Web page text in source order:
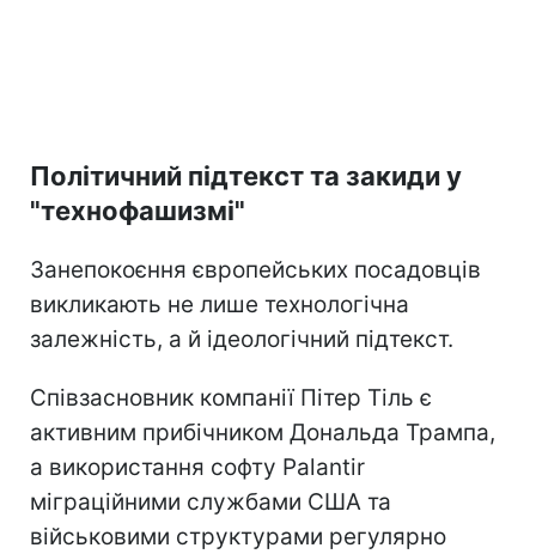
Політичний підтекст та закиди у
"технофашизмі"
Занепокоєння європейських посадовців
викликають не лише технологічна
залежність, а й ідеологічний підтекст.
Співзасновник компанії Пітер Тіль є
активним прибічником Дональда Трампа,
а використання софту Palantir
міграційними службами США та
військовими структурами регулярно